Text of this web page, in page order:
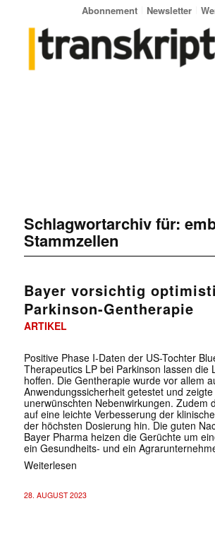
Abonnement Newsletter
Schlagwortarchiv für:
Stammzellen
Bayer vorsichtig
Parkinson-Gentherapie
ARTIKEL
Positive Phase I-Daten der US-Tochter
Therapeutics LP bei Parkinson lassen die
hoffen. Die Gentherapie wurde vor allem
Anwendungssicherheit getestet und
unerwünschten Nebenwirkungen. Zudem
auf eine leichte Verbesserung der
der höchsten Dosierung hin. Die guten
Bayer Pharma heizen die Gerüchte um
ein Gesundheits- und ein
Weiterlesen
28. AUGUST 2023